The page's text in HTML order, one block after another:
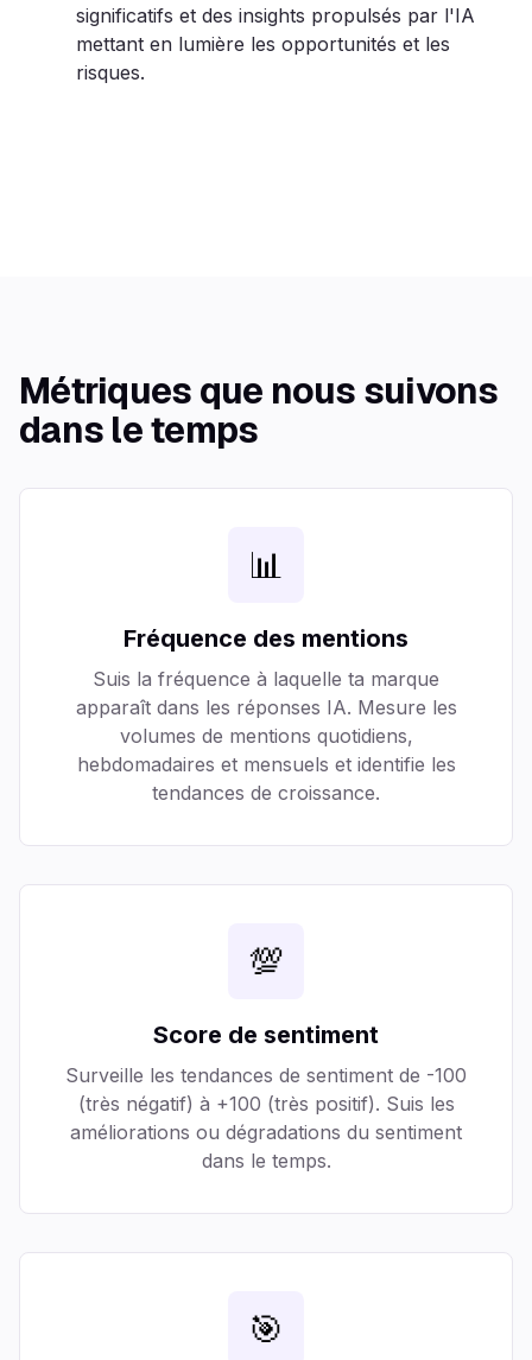
significatifs et des insights propulsés par l'IA
mettant en lumière les opportunités et les
risques.
Métriques que nous suivons
dans le temps
📊
Fréquence des mentions
Suis la fréquence à laquelle ta marque
apparaît dans les réponses IA. Mesure les
volumes de mentions quotidiens,
hebdomadaires et mensuels et identifie les
tendances de croissance.
💯
Score de sentiment
Surveille les tendances de sentiment de -100
(très négatif) à +100 (très positif). Suis les
améliorations ou dégradations du sentiment
dans le temps.
🎯